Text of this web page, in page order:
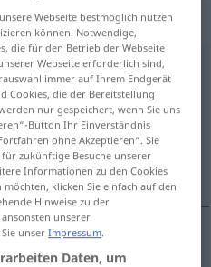
: Maskulinum
;Schlussakkorde>
anklicken/antippen)
MUS
Webseite bestmöglich nutzen
können. Notwendige,
die für den Betrieb der Webseite
Webseite erforderlich sind,
immer auf Ihrem Endgerät
Cookies, die der Bereitstellung
nur gespeichert, wenn Sie uns
Button Ihr Einverständnis
ohne Akzeptieren“. Sie
zukünftige Besuche unserer
Informationen zu den Cookies
klicken Sie einfach auf den
Hinweise zu der
unserer
unserImpressum.
Daten, um